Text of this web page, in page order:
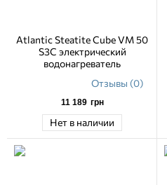
Atlantic Steatite Cube VM 50
S3C электрический
водонагреватель
Отзывы (0)
11 189 грн
Нет в наличии